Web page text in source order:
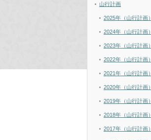
山行計画
2025年（山行計画）
2024年（山行計画）
2023年（山行計画）
2022年（山行計画）
2021年（山行計画）
2020年（山行計画）
2019年（山行計画）
2018年（山行計画）
2017年（山行計画）